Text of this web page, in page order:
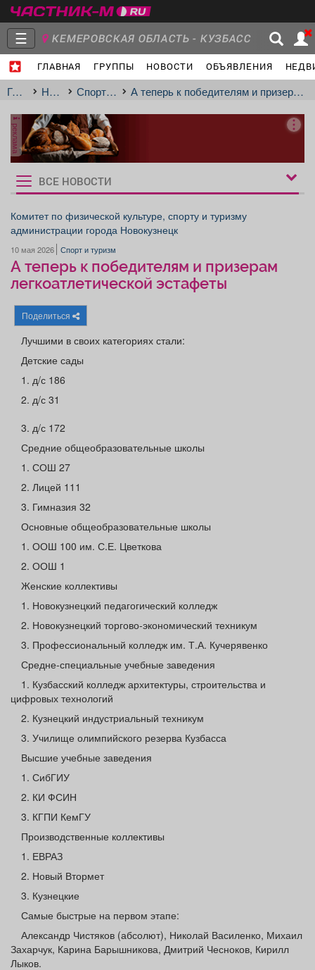
☰ КЕМЕРОВСКАЯ ОБЛАСТЬ - КУЗБАСС
ГЛАВНАЯ ГРУППЫ НОВОСТИ ОБЪЯВЛЕНИЯ
Главная
Группы
Объявления Недвижимость Услуги
Афиша
Товары
Главная НовостиСпорт и туризм А теперь к победителям и призерам легкоатлетической эстафеты
реклама
Рукбрики
новостей
ВСЕ НОВОСТИ
Комитет по физической культуре, спорту и туризму
администрации города Новокузнецк
10 мая 2026 Спорт и туризм
А теперь к победителям и призерам
легкоатлетической эстафеты
Поделиться
Лучшими в своих категориях стали:
Детские сады
1. д/с 186
2. д/с 31
3. д/с 172
Средние общеобразовательные школы
1. СОШ 27
2. Лицей 111
3. Гимназия 32
Основные общеобразовательные школы
1. ООШ 100 им. С.Е. Цветкова
2. ООШ 1
Женские коллективы
1. Новокузнецкий педагогический колледж
2. Новокузнецкий торгово-экономический техникум
3. Профессиональный колледж им. Т.А. Кучерявенко
Средне-специальные учебные заведения
1. Кузбасский колледж архитектуры, строительства и
цифровых технологий
2. Кузнецкий индустриальный техникум
3. Училище олимпийского резерва Кузбасса
Высшие учебные заведения
1. СибГИУ
2. КИ ФСИН
3. КГПИ КемГУ
Производственные коллективы
1. ЕВРАЗ
2. Новый Втормет
3. Кузнецкие
Самые быстрые на первом этапе:
Александр Чистяков (абсолют), Николай Василенко, Михаил
Захарчук, Карина Барышникова, Дмитрий Чесноков, Кирилл
Лыков.